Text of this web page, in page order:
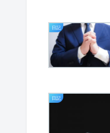
日記
日記